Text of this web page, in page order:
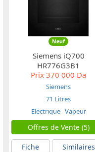
Neuf
Siemens iQ700
HR776G3B1
Prix 370 000 Da
Siemens
71 Litres
Electrique Vapeur
Offres de Vente (5)
Fiche
Similaires